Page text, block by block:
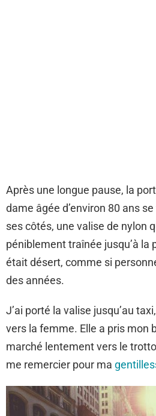
Après une longue pause, la
dame âgée d’environ 80 ans
ses côtés, une valise de nylon
péniblement traînée jusqu’à la
était désert, comme si
des années.
J’ai porté la valise jusqu’au
vers la femme. Elle a pris mon
marché lentement vers le
me remercier pour ma